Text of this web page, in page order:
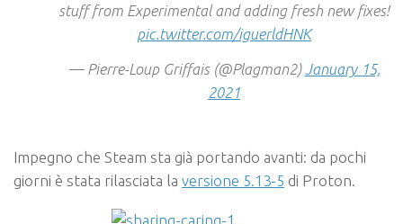
stuff from Experimental and adding fresh new fixes!
pic.twitter.com/iguerldHNK
— Pierre-Loup Griffais (@Plagman2)January 15,
2021
Impegno che Steam sta già portando avanti: da pochi
giorni è stata rilasciata la versione 5.13-5 di Proton.